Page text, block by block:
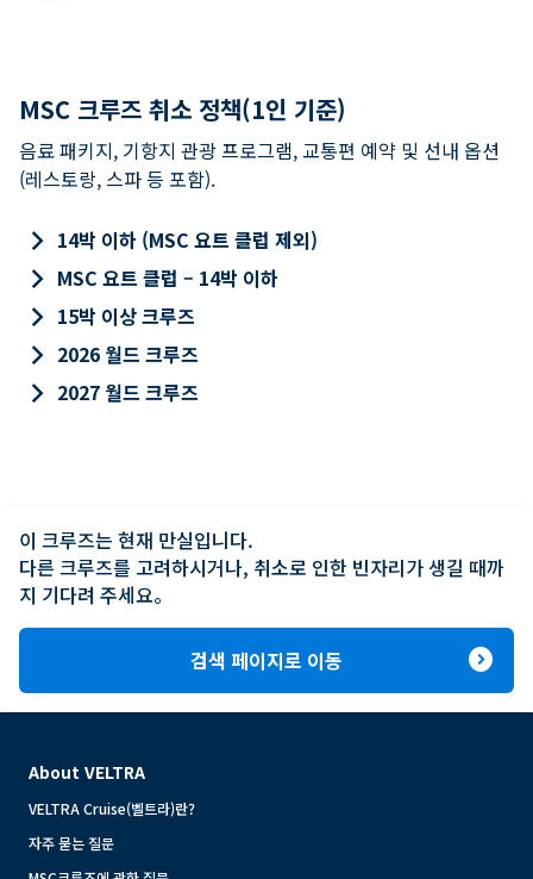
MSC 크루즈 취소 정책(1인 기준)
음료 패키지, 기항지 관광 프로그램, 교통편 예약 및 선내 옵션
(레스토랑, 스파 등 포함).
keyboard_arrow_right 14박 이하 (MSC 요트 클럽 제외)
keyboard_arrow_right MSC 요트 클럽 – 14박 이하
keyboard_arrow_right 15박 이상 크루즈
keyboard_arrow_right 2026 월드 크루즈
keyboard_arrow_right 2027 월드 크루즈
이 크루즈는 현재 만실입니다.
다른 크루즈를 고려하시거나, 취소로 인한 빈자리가 생길 때까
지 기다려 주세요。
검색 페이지로 이동 expand_circle_right
About VELTRA
VELTRA Cruise(벨트라)란?
자주 묻는 질문